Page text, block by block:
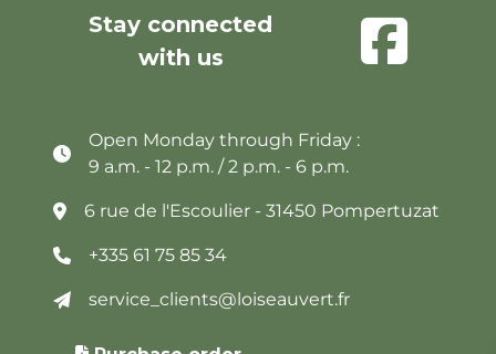
Stay connected
with us
Open Monday through Friday :
9 a.m. - 12 p.m. / 2 p.m. - 6 p.m.
6 rue de l'Escoulier - 31450 Pompertuzat
+335 61 75 85 34
service_clients@loiseauvert.fr